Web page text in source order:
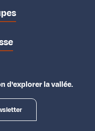
d'explorer la vallée.